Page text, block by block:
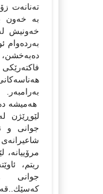
تەنانەت
بە خەون
خەونیش
بەردەوام
بەرامبەر.
هەمیشە
لێوڕێژن
جوانى و
مرۆییانە،
ریتم،
جوانى